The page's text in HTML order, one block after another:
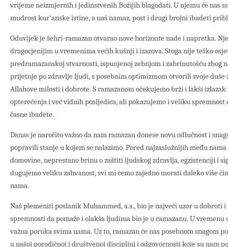
vrijeme neizmjernih i jedinstvenih Božijih blagodati. U njemu će nas
mudrost kur'anske istine, a naš namaz, post i drugi brojni ibadeti
Oduvijek je šehri-ramazan otvarao nove horizonte nade i napretka.
dragocjenijim u vremenima većih kušnji i izazova. Stoga nije teško
predramazanskoj stvarnosti, ispunjenoj zebnjom i zabrinutošću zbog
prijetnje po zdravlje ljudi, s posebnim optimizmom otvorili svoje duše
Allahove milosti i dobrote. S ramazanom očekujemo brži i lakši
opterećenja i već vidnih posljedica, ali pokazujemo i veliku spremnost
časne ibadete.
Danas je naročito važno da nam ramazan donese novu odlučnost i
popravili stanje u kojem se nalazimo. Pored najzaslužnijih među
domovine, neprestano brinu o zaštiti ljudskog zdravlja, egzistenciji i
dugujemo veliku zahvanost, svi mi ćemo zajedno morati daleko više
nama.
Naš plemeniti poslanik Muhammed, a.s., bio je najveći uzor u dobroti
spremnosti da pomaže i olakša ljudima bio je u ramazanu. U vremenu
važna poruka svima nama. Uz to, ramazan će nas posebnom snagom
u našoj porodičnoj i društvenoj disciplini i odgovornosti koje su nam